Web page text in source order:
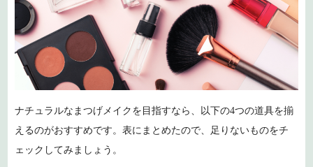
ナチュラルなまつげメイクを目指すなら、以下の4つの道具を揃
えるのがおすすめです。表にまとめたので、足りないものをチ
ェックしてみましょう。